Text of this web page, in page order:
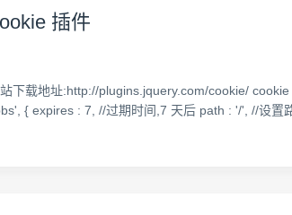
插件
下载地址:http://plugins.jquery.com/cookie/
{ expires : 7, //过期时间,7 天后 path : '/', //设置